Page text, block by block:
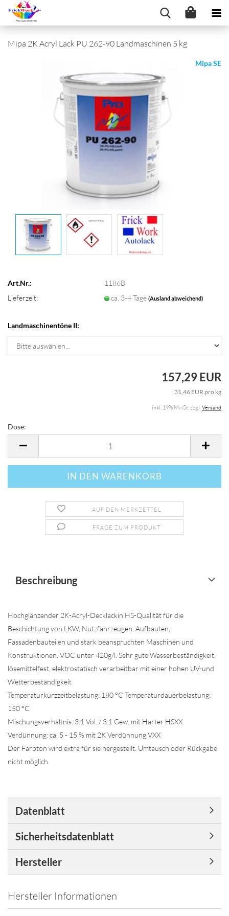
Mipa 2K Acryl Lack PU 262-90 Landmaschinen 5 kg
Mipa SE
Art.Nr.:
1186B
Lieferzeit:
ca. 3-4 Tage(Ausland abweichend)
Landmaschinentöne II:
157,29 EUR
31,46 EUR pro kg
inkl. 19% MwSt. zzgl.Versand
Dose:
AUF DEN MERKZETTEL
FRAGE ZUM PRODUKT
Beschreibung
Hochglänzender 2K-Acryl-Decklackin HS-Qualität für die
Beschichtung von LKW, Nutzfahrzeugen, Aufbauten,
Fassadenbauteilen und stark beanspruchten Maschinen und
Konstruktionen. VOC unter 420g/l. Sehr gute Wasserbeständigkeit,
lösemittelfest, elektrostatisch verarbeitbar mit einer hohen UV-und
Wetterbeständigkeit
Temperaturkurzzeitbelastung: 180 °C Temperaturdauerbelastung:
150 °C
Mischungsverhältnis: 3:1 Vol. / 3:1 Gew. mit Härter HSXX
Verdünnung: ca. 5 - 15 % mit 2K Verdünnung VXX
Der Farbton wird extra für sie hergestellt. Umtausch oder Rückgabe
nicht möglich.
Datenblatt
Sicherheitsdatenblatt
Hersteller
Hersteller Informationen